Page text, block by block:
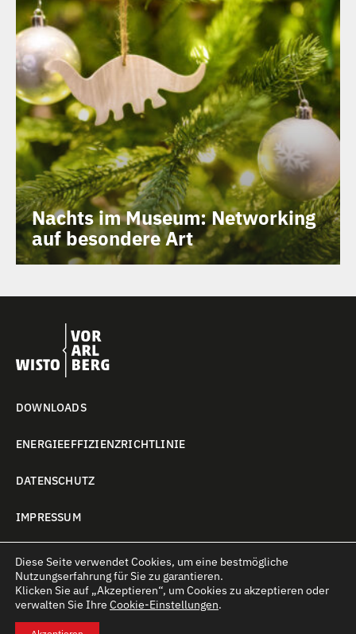
Nachts im Museum: Networking
auf besondere Art
DOWNLOADS
ENERGIEEFFIZIENZRICHTLINIE
DATENSCHUTZ
IMPRESSUM
Diese Seite verwendet Cookies, um eine bestmögliche
Nutzungserfahrung für Sie zu garantieren.
Klicken Sie auf „Akzeptieren“, um Cookies zu akzeptieren oder
verwalten Sie Ihre Cookie-Einstellungen.